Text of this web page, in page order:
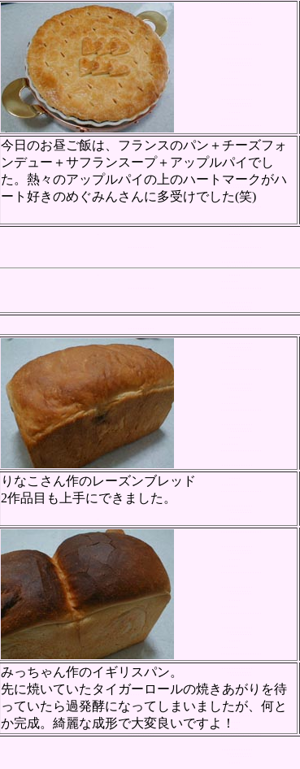
今日のお昼ご飯は、フランスのパン＋チーズフォ
ンデュー＋サフランスープ＋アップルパイでし
た。熱々のアップルパイの上のハートマークがハ
ート好きのめぐみんさんに多受けでした(笑)
りなこさん作のレーズンブレッド
2作品目も上手にできました。
みっちゃん作のイギリスパン。
先に焼いていたタイガーロールの焼きあがりを待
っていたら過発酵になってしまいましたが、何と
か完成。綺麗な成形で大変良いですよ！